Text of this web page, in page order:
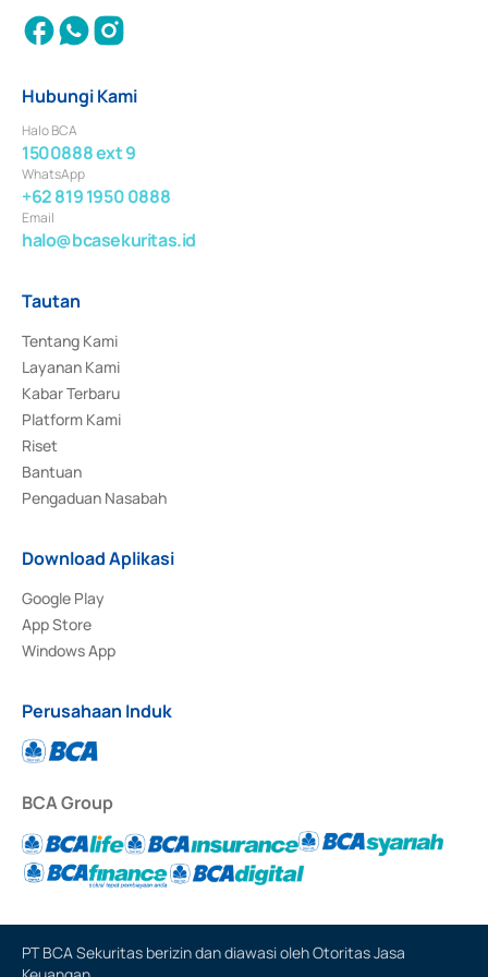
Hubungi Kami
Halo BCA
1500888 ext 9
WhatsApp
+62 819 1950 0888
Email
halo@bcasekuritas.id
Tautan
Tentang Kami
Layanan Kami
Kabar Terbaru
Platform Kami
Riset
Bantuan
Pengaduan Nasabah
Download Aplikasi
Google Play
App Store
Windows App
Perusahaan Induk
BCA Group
PT BCA Sekuritas berizin dan diawasi oleh Otoritas Jasa